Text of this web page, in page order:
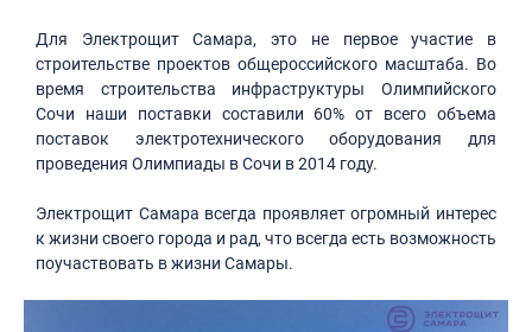
Для Электрощит Самара, это не первое участие в
строительстве проектов общероссийского масштаба. Во
время строительства инфраструктуры Олимпийского
Сочи наши поставки составили 60% от всего объема
поставок электротехнического оборудования для
проведения Олимпиады в Сочи в 2014 году.
Электрощит Самара всегда проявляет огромный интерес
к жизни своего города и рад, что всегда есть возможность
поучаствовать в жизни Самары.